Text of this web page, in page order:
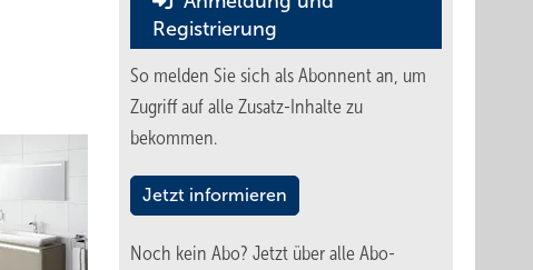
Registrierung
So melden Sie sich als Abonnent an, um
Zugriff auf alle Zusatz-Inhalte zu
bekommen.
Jetzt informieren
Noch kein Abo? Jetzt über alle Abo-